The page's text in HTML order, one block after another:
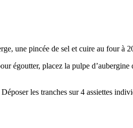
une pincée de sel et cuire au four à
égoutter, placez la pulpe d’aubergine
les tranches sur 4 assiettes